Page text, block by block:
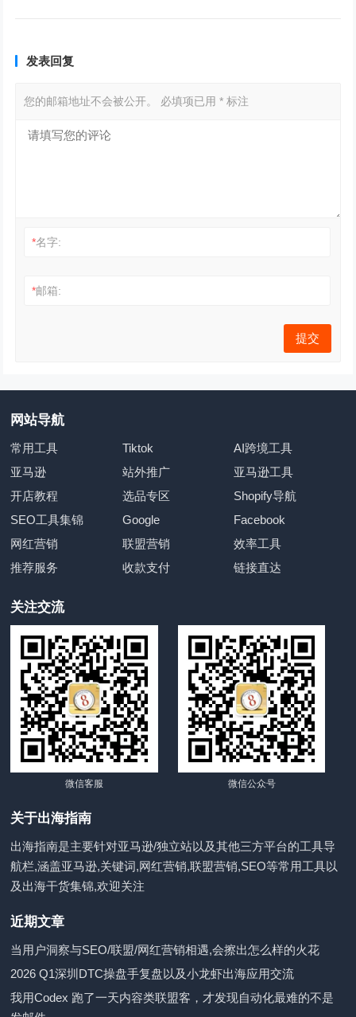
发表回复
您的邮箱地址不会被公开。 必填项已用* 标注
*名字:
*邮箱:
网站导航
常用工具 Tiktok
AI跨境工具
亚马逊
站外推广
亚马逊工具
开店教程
选品专区
Shopify导航
SEO工具集锦
Google
Facebook
网红营销
联盟营销
效率工具
推荐服务
收款支付 链接直达
关注交流
微信客服 微信公众号
关于出海指南
出海指南是主要针对亚马逊/独立站以及其他三方平台的工具导
航栏,涵盖亚马逊,关键词,网红营销,联盟营销,SEO等常用工具以
及出海干货集锦,欢迎关注
近期文章
当用户洞察与SEO/联盟/网红营销相遇,会擦出怎么样的火花
2026 Q1深圳DTC操盘手复盘以及小龙虾出海应用交流
我用Codex 跑了一天内容类联盟客，才发现自动化最难的不是